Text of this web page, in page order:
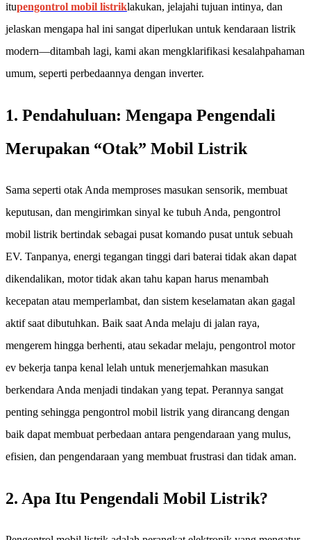
itupengontrol mobil listriklakukan, jelajahi tujuan intinya, dan
jelaskan mengapa hal ini sangat diperlukan untuk kendaraan listrik
modern—ditambah lagi, kami akan mengklarifikasi kesalahpahaman
umum, seperti perbedaannya dengan inverter.
1. Pendahuluan: Mengapa Pengendali
Merupakan “Otak” Mobil Listrik
Sama seperti otak Anda memproses masukan sensorik, membuat
keputusan, dan mengirimkan sinyal ke tubuh Anda, pengontrol
mobil listrik bertindak sebagai pusat komando pusat untuk sebuah
EV. Tanpanya, energi tegangan tinggi dari baterai tidak akan dapat
dikendalikan, motor tidak akan tahu kapan harus menambah
kecepatan atau memperlambat, dan sistem keselamatan akan gagal
aktif saat dibutuhkan. Baik saat Anda melaju di jalan raya,
mengerem hingga berhenti, atau sekadar melaju, pengontrol motor
ev bekerja tanpa kenal lelah untuk menerjemahkan masukan
berkendara Anda menjadi tindakan yang tepat. Perannya sangat
penting sehingga pengontrol mobil listrik yang dirancang dengan
baik dapat membuat perbedaan antara pengendaraan yang mulus,
efisien, dan pengendaraan yang membuat frustrasi dan tidak aman.
2. Apa Itu Pengendali Mobil Listrik?